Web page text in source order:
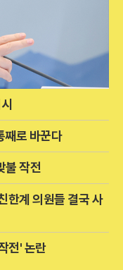
째로 바꾼다
불 작전
한계 의원들 결국 사
전' 논란